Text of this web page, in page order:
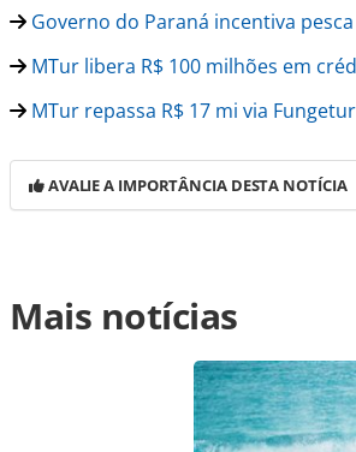
Governo do Paraná incentiva
MTur libera R$ 100 milhões em
MTur repassa R$ 17 mi via
AVALIE A IMPORTÂNCIA DESTA NOTÍCIA
https://www.panrotas.com.br/
credito-de-r-27-milhoes-que-inclui-
na página. Todo o conteúdo produzido
legislação brasileira sobre direito
da PANROTAS Editora
Mais notícias